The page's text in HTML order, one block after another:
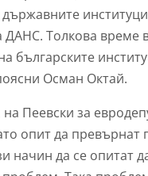
Толкова време
българските
Осман Октай.
Пеевски за
опит да
начин да се опитат